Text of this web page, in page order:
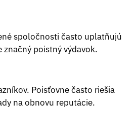
spoločnosti často uplatňujú
poistný výdavok.
Poisťovne často riešia
na obnovu reputácie.